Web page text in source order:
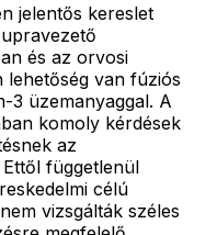
jelentős kereslet
és az orvosi
lehetőség van fúziós
3 üzemanyaggal. A
komoly kérdések
az
függetlenül
célú
vizsgálták széles